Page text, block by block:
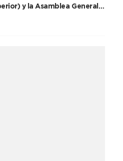
y la Asamblea General